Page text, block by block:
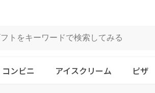
コンビニ アイスクリーム ピザ